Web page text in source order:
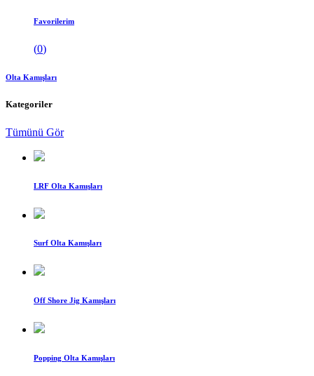
Favorilerim
(0)
Olta Kamışları
Kategoriler
Tümünü Gör
LRF Olta Kamışları
Surf Olta Kamışları
Off Shore Jig Kamışları
Popping Olta Kamışları